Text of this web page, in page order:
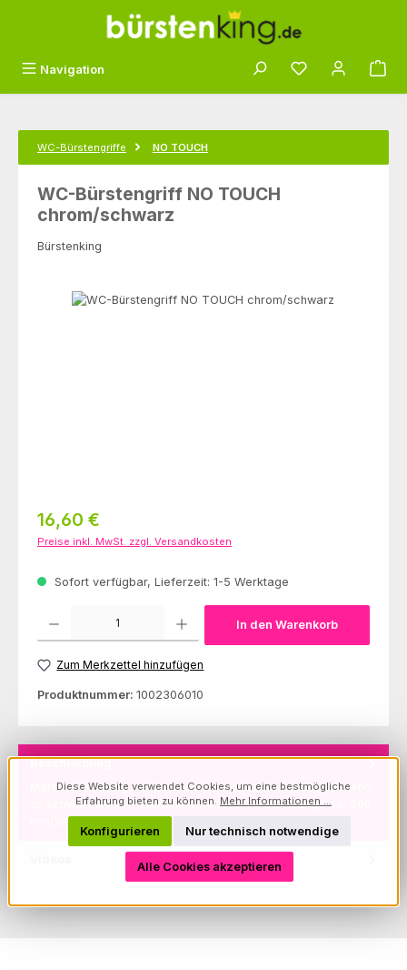
Zum Hauptinhalt springen
Navigation Du hast 0
WC-Bürstengriffe NO TOUCH
WC-Bürstengriff NO TOUCH
chrom/schwarz
Bürstenking
Bildergalerie überspringen
Regulärer Preis:
16,60 €
Preise inkl. MwSt. zzgl. Versandkosten
Sofort verfügbar, Lieferzeit: 1-5 Werktage
In den Warenkorb
Zum Merkzettel hinzufügen
Produktnummer: 1002306010
Beschreibung
Material: Messing verchromt mit schwarzem Einsatz passend
zu schwarzem WC-Bürstenköpfen NO TOUCH Länge ca. 280
mmGewicht ca…
Diese Website verwendet Cookies, um eine bestmögliche
Erfahrung bieten zu können. Mehr Informationen ...
Nur technisch notwendige
Konfigurieren
Alle Cookies akzeptieren